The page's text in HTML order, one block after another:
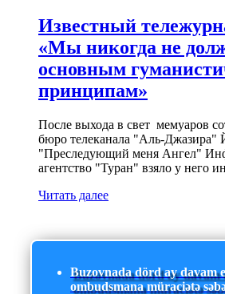
Известный
«Мы никогда не
основным
принципам»
После выхода в свет мемуаров
бюро телеканала "Аль-
"Преследующий меня Ангел"
агентство "Туран" взяло у него
Читать далее
Buzovnada dörd ay davam
ombudsmana müraciətə